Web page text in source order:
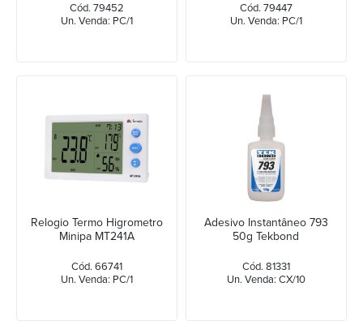
Cód. 79452
Un. Venda: PC/1
Cód. 79447
Un. Venda: PC/1
Relogio Termo Higrometro
Minipa MT241A
Cód. 66741
Un. Venda: PC/1
Adesivo Instantâneo 793
50g Tekbond
Cód. 81331
Un. Venda: CX/10